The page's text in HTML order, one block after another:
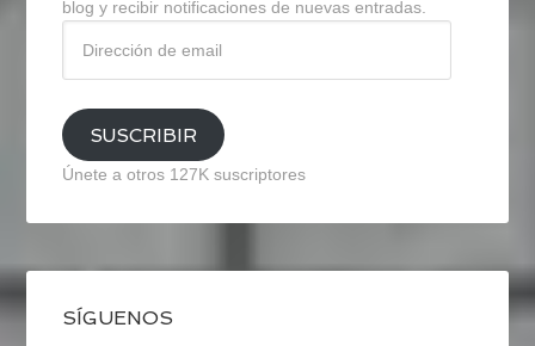
blog y recibir notificaciones de nuevas entradas.
email
SUSCRIBIR
Únete a otros 127K suscriptores
SÍGUENOS